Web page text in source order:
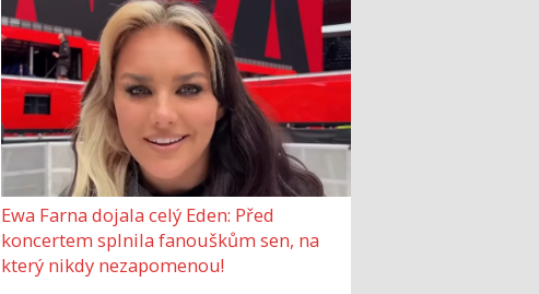
Ewa Farna dojala celý Eden: Před
koncertem splnila fanouškům sen, na
který nikdy nezapomenou!